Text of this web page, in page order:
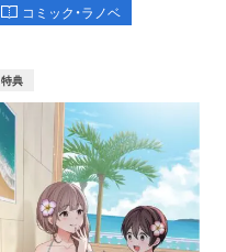
コミック・ラノベ
特典